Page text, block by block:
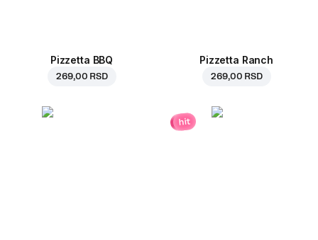
Pizzetta BBQ
269,00 RSD
Pizzetta Ranch
269,00 RSD
hit